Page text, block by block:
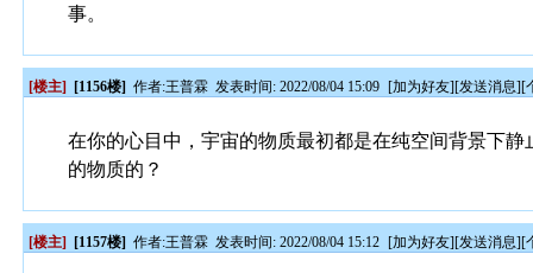
事。
[楼主] [1156楼] 作者:王普霖 发表时间: 2022/08/04 15:09 [加为好友][发送消息][
在你的心目中，宇宙的物质最初都是在纯空间背景下
的物质的？
[楼主] [1157楼] 作者:王普霖 发表时间: 2022/08/04 15:12 [加为好友][发送消息][